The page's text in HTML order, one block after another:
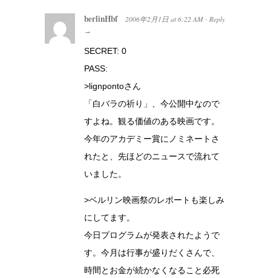
berlinHbf 2006年2月1日 at 6:22 AM · Reply
→
SECRET: 0
PASS:
>lignpontoさん
「白バラの祈り」、今公開中なので
すよね。観る価値のある映画です。
今年のアカデミー賞にノミネートさ
れたと、先ほどのニュースで流れて
いました。
>ベルリン映画祭のレポートも楽しみ
にしてます。
今日プログラムが発表されたようで
す。今月は行事が盛りだくさんで、
時間とお金が続かなくなること必死